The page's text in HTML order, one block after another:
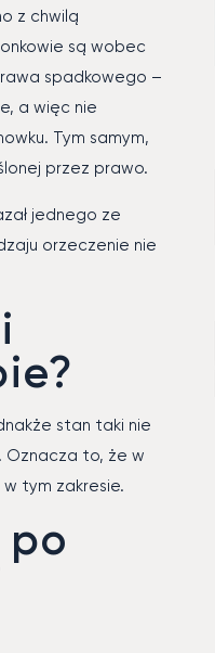
z chwilą
są wobec
spadkowego –
a więc nie
Tym samym,
przez prawo.
jednego ze
orzeczenie nie
stan taki nie
Oznacza to, że w
tym zakresie.
po